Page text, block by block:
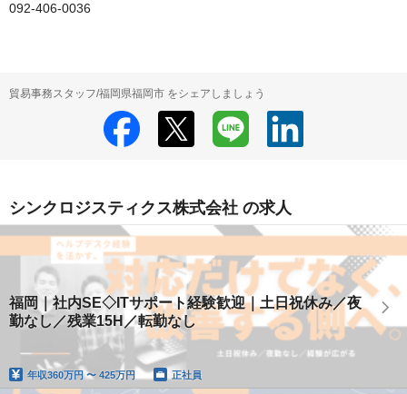
092-406-0036
貿易事務スタッフ/福岡県福岡市 をシェアしましょう
シンクロジスティクス株式会社 の求人
福岡｜社内SE◇ITサポート経験歓迎｜土日祝休み／夜
勤なし／残業15H／転勤なし
年収360万円 〜 425万円 正社員